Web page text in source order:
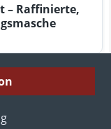
– Raffinierte,